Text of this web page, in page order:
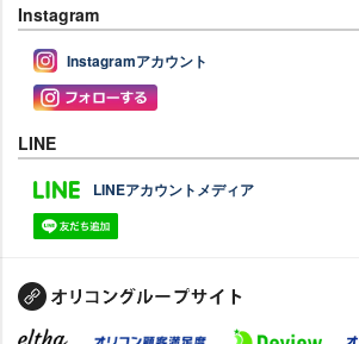
Instagram
Instagramアカウント
LINE
LINEアカウントメディア